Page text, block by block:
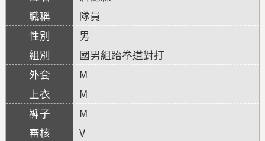
隊員
男
國男組跆拳道對打
M
M
M
V